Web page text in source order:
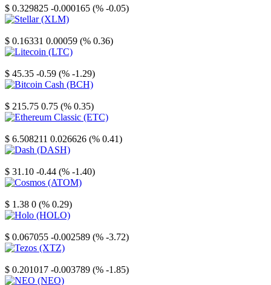
$ 0.329825 -0.000165 (% -0.05)
$ 0.16331 0.00059 (% 0.36)
$ 45.35 -0.59 (% -1.29)
$ 215.75 0.75 (% 0.35)
$ 6.508211 0.026626 (% 0.41)
$ 31.10 -0.44 (% -1.40)
$ 1.38 0 (% 0.29)
$ 0.067055 -0.002589 (% -3.72)
$ 0.201017 -0.003789 (% -1.85)